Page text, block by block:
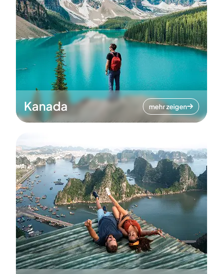
Kanada mehr zeigen